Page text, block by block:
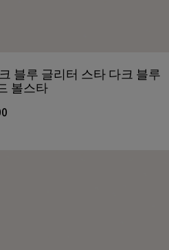
블루 글리터 스타 다크 블루
볼스타